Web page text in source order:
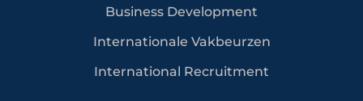
Business Development
Internationale Vakbeurzen
International Recruitment